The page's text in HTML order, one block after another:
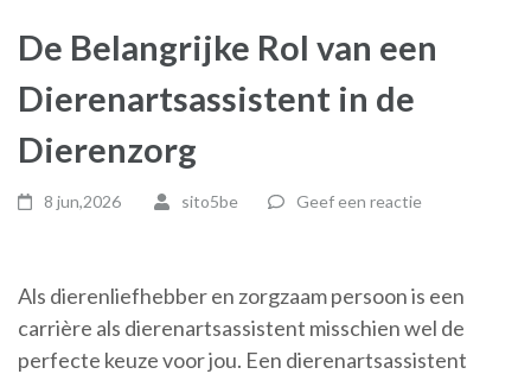
De Belangrijke Rol van een
Dierenartsassistent in de
Dierenzorg
8 jun,2026 sito5be Geef een reactie
Als dierenliefhebber en zorgzaam persoon is een
carrière als dierenartsassistent misschien wel de
perfecte keuze voor jou. Een dierenartsassistent